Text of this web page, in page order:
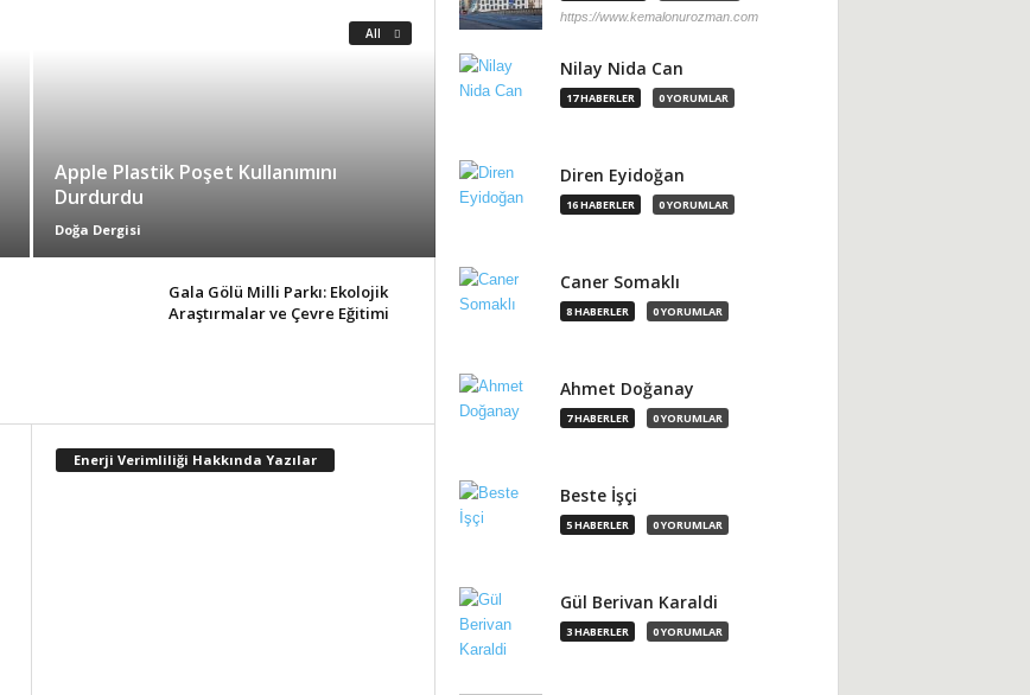
All
Apple Plastik Poşet Kullanımını
Durdurdu
Doğa Dergisi
Gala Gölü Milli Parkı: Ekolojik
Araştırmalar ve Çevre Eğitimi
Enerji Verimliliği Hakkında Yazılar
https://www.kemalonurozman.com
Nilay Nida Can
17 HABERLER 0 YORUMLAR
Diren Eyidoğan
16 HABERLER 0 YORUMLAR
Caner Somaklı
8 HABERLER 0 YORUMLAR
Ahmet Doğanay
7 HABERLER 0 YORUMLAR
Beste İşçi
5 HABERLER 0 YORUMLAR
Gül Berivan Karaldi
3 HABERLER 0 YORUMLAR